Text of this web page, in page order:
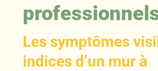
Les symptômes
indices d’un mur à